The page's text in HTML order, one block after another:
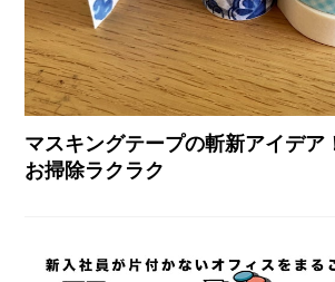
マスキングテープの斬新アイデア
お掃除ラクラク